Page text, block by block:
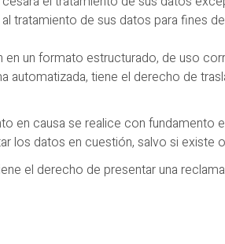
tratamiento de sus datos para fines
un formato estructurado, de uso
tiene el derecho de
en causa se realice con
los datos en cuestión, salvo si existe
el derecho de presentar una